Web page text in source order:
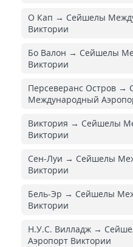
О Кап → Сейшелы
Виктории
Бо Валон → Сейшелы
Виктории
Персеверанс Остров →
Международный
Виктория → Сейшелы
Виктории
Сен-Луи → Сейшелы
Виктории
Бель-Эр → Сейшелы
Виктории
Н.У.С. Вилладж →
Аэропорт Виктории